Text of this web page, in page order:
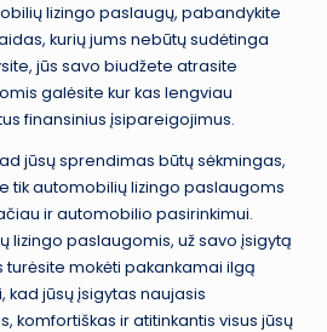
lizingo paslaugų, pabandykite
kurių jums nebūtų sudėtinga
jūs savo biudžete atrasite
galėsite kur kas lengviau
finansinius įsipareigojimus.
jūsų sprendimas būtų sėkmingas,
tik automobilių lizingo paslaugoms
ir automobilio pasirinkimui.
lizingo paslaugomis, už savo įsigytą
mokėti pakankamai ilgą
kad jūsų įsigytas naujasis
komfortiškas ir atitinkantis visus jūsų